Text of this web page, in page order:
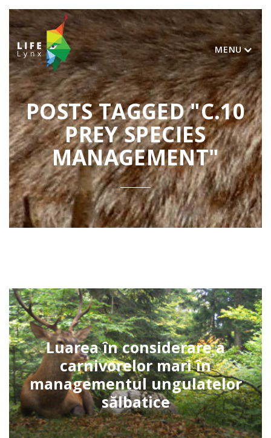
MENU
POSTS TAGGED "C.10
PREY SPECIES
MANAGEMENT"
Luarea în considerare a
carnivorelor mari în
managementul ungulatelor
sălbatice